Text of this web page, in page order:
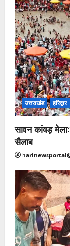
उत्तराखंड हरिद्वार
सावन कांवड़
सैलाब